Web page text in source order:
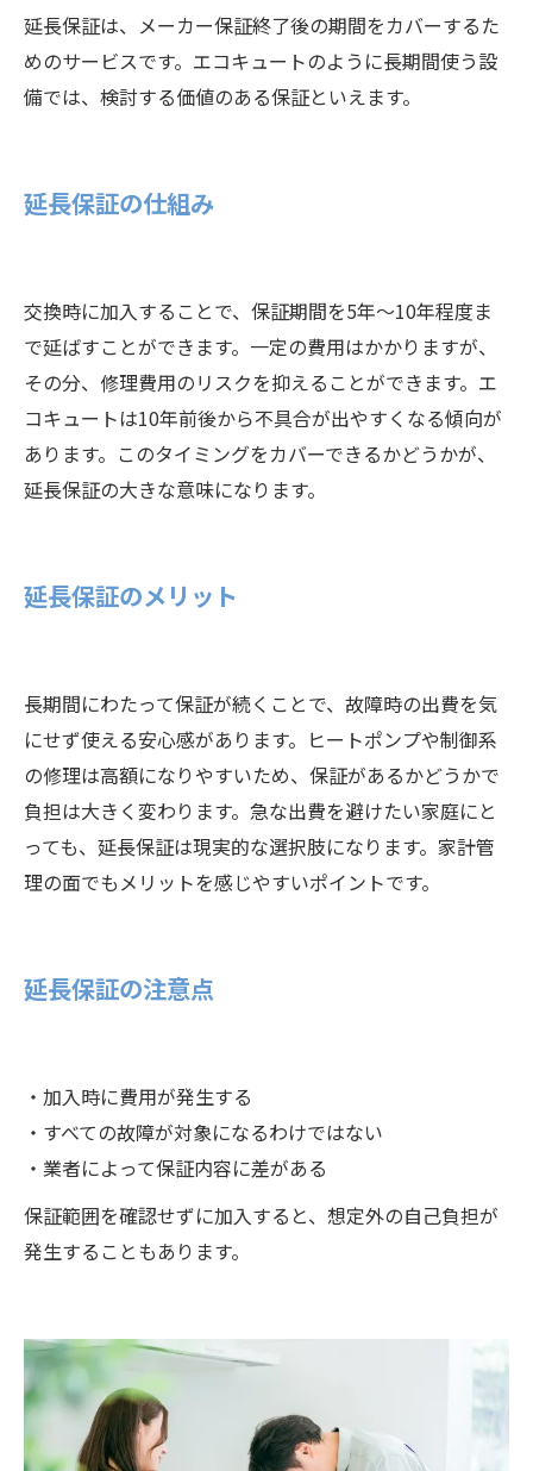
延長保証は、メーカー保証終了後の期間をカバーするた
めのサービスです。エコキュートのように長期間使う設
備では、検討する価値のある保証といえます。
延長保証の仕組み
交換時に加入することで、保証期間を5年〜10年程度ま
で延ばすことができます。一定の費用はかかりますが、
その分、修理費用のリスクを抑えることができます。エ
コキュートは10年前後から不具合が出やすくなる傾向が
あります。このタイミングをカバーできるかどうかが、
延長保証の大きな意味になります。
延長保証のメリット
長期間にわたって保証が続くことで、故障時の出費を気
にせず使える安心感があります。ヒートポンプや制御系
の修理は高額になりやすいため、保証があるかどうかで
負担は大きく変わります。急な出費を避けたい家庭にと
っても、延長保証は現実的な選択肢になります。家計管
理の面でもメリットを感じやすいポイントです。
延長保証の注意点
・加入時に費用が発生する
・すべての故障が対象になるわけではない
・業者によって保証内容に差がある
保証範囲を確認せずに加入すると、想定外の自己負担が
発生することもあります。